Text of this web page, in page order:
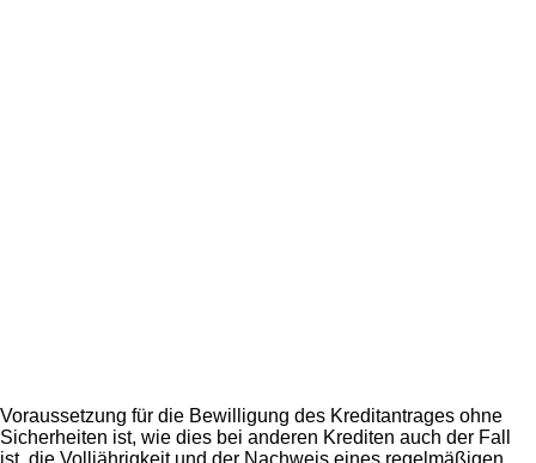
Voraussetzung für die Bewilligung des Kreditantrages ohne
Sicherheiten ist, wie dies bei anderen Krediten auch der Fall
ist, die Volljährigkeit und der Nachweis eines regelmäßigen